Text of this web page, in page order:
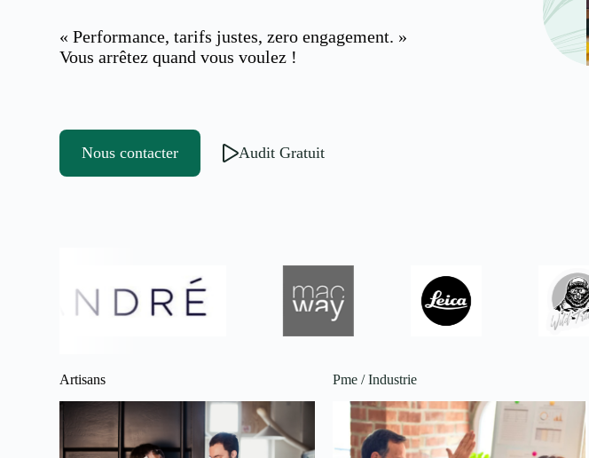
« Performance, tarifs justes, zero engagement. »
Vous arrêtez quand vous voulez !
Nous contacter Audit Gratuit
Artisans Pme / Industrie